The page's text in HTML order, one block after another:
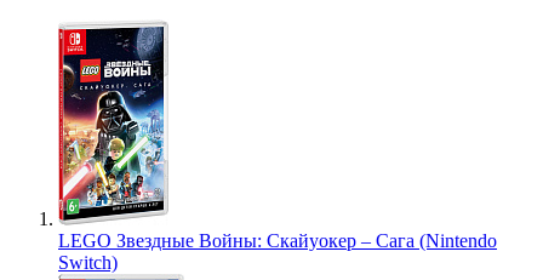
LEGO Звездные Войны: Скайуокер – Сага (Nintendo
Switch)